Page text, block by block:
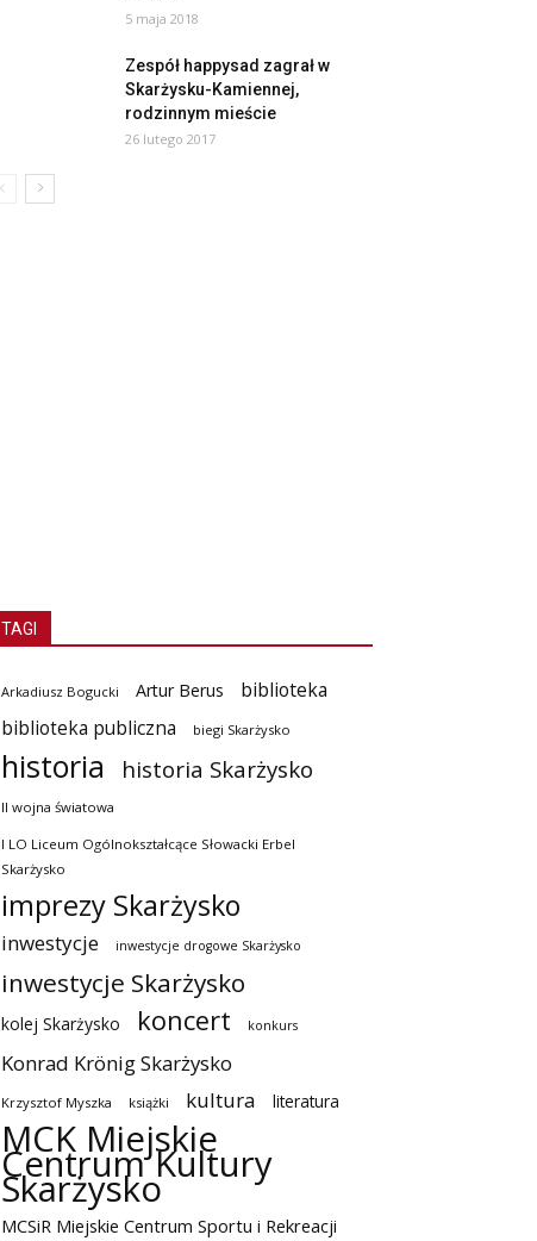
5 maja 2018
Zespół happysad zagrał w
Skarżysku-Kamiennej,
rodzinnym mieście
26 lutego 2017
TAGI
Arkadiusz Bogucki Artur Berus
biblioteka
biblioteka publiczna
biegi Skarżysko
historia historia Skarżysko
II wojna światowa
I LO Liceum Ogólnokształcące Słowacki Erbel
Skarżysko
imprezy Skarżysko
inwestycje inwestycje drogowe Skarżysko
inwestycje Skarżysko
kolej Skarżysko koncert konkurs
Konrad Krönig Skarżysko
Krzysztof Myszka książki kultura literatura
MCK Miejskie
Centrum Kultury
Skarżysko
MCSiR Miejskie Centrum Sportu i Rekreacji